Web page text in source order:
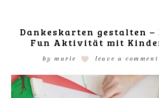
Dankeskarten gestalten –
Fun Aktivität mit
bymarie leave a comment